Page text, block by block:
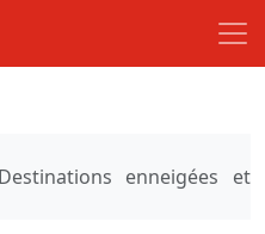
enneigées et